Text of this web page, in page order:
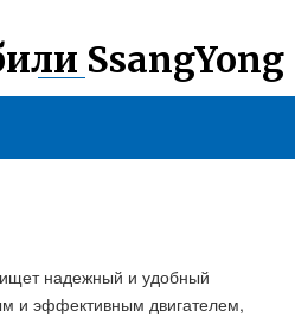
SsangYong
надежный и удобный
и эффективным двигателем,